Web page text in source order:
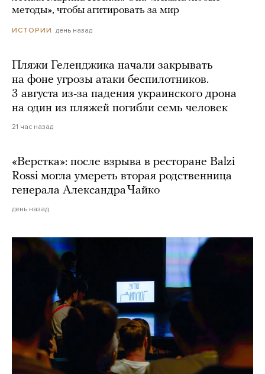
методы», чтобы агитировать за мир
ИСТОРИИ день назад
Пляжи Геленджика начали закрывать
на фоне угрозы атаки беспилотников.
3 августа из-за падения украинского дрона
на один из пляжей погибли семь человек
21 час назад
«Верстка»: после взрыва в ресторане Balzi
Rossi могла умереть вторая родственница
генерала Александра Чайко
день назад